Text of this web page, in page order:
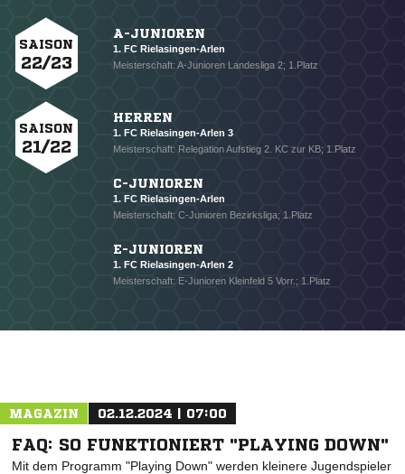
NACHRICHT SENDEN
* Pflichtfelder
SAISON
22/23
A-JUNIOREN
1. FC Rielasingen-Arlen
Meisterschaft: A-Junioren Landesliga 2; 1.Platz
SAISON
21/22
HERREN
1. FC Rielasingen-Arlen 3
Meisterschaft: Relegation Aufstieg 2. KC zur KB; 1.Platz
C-JUNIOREN
1. FC Rielasingen-Arlen
Meisterschaft: C-Junioren Bezirksliga; 1.Platz
E-JUNIOREN
1. FC Rielasingen-Arlen 2
Meisterschaft: E-Junioren Kleinfeld 5 Vorr.; 1.Platz
MAGAZIN 02.12.2024 | 07:00
FAQ: SO FUNKTIONIERT "PLAYING DOWN"
Mit dem Programm "Playing Down" werden kleinere Jugendspieler